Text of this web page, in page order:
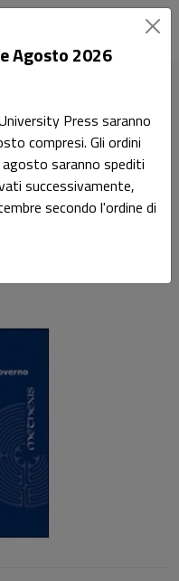
Agosto 2026
Press saranno
compresi. Gli ordini
saranno spediti
successivamente,
secondo l'ordine di